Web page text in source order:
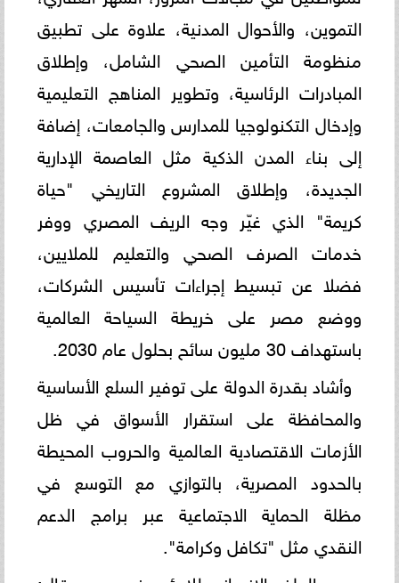
التموين، والأحوال المدنية، علاوة على تطبيق
منظومة التأمين الصحي الشامل، وإطلاق
المبادرات الرئاسية، وتطوير المناهج التعليمية
وإدخال التكنولوجيا للمدارس والجامعات، إضافة
إلى بناء المدن الذكية مثل العاصمة الإدارية
الجديدة، وإطلاق المشروع التاريخي "حياة
كريمة" الذي غيّر وجه الريف المصري ووفر
خدمات الصرف الصحي والتعليم للملايين،
فضلا عن تبسيط إجراءات تأسيس الشركات،
ووضع مصر على خريطة السياحة العالمية
باستهداف 30 مليون سائح بحلول عام 2030.
وأشاد بقدرة الدولة على توفير السلع الأساسية
والمحافظة على استقرار الأسواق في ظل
الأزمات الاقتصادية العالمية والحروب المحيطة
بالحدود المصرية، بالتوازي مع التوسع في
مظلة الحماية الاجتماعية عبر برامج الدعم
النقدي مثل "تكافل وكرامة".